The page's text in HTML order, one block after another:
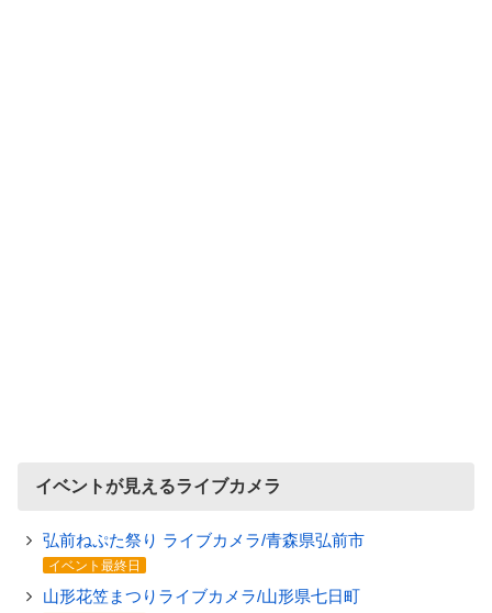
イベントが見えるライブカメラ
弘前ねぷた祭り ライブカメラ/青森県弘前市
イベント最終日
山形花笠まつりライブカメラ/山形県七日町